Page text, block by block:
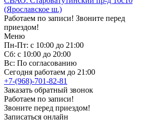
(Ярославское ш.)
Работаем по записи! Звоните перед
приездом!
Меню
Пн-Пт: с 10:00 до 21:00
Сб: с 10:00 до 20:00
Вс: По согласованию
Сегодня работаем до 21:00
+7-(968)-701-82-81
Заказать обратный звонок
Работаем по записи!
Звоните перед приездом!
Записаться онлайн